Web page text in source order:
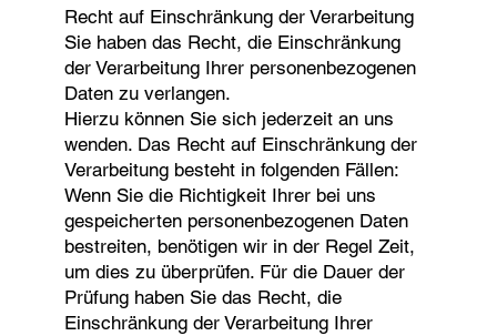
Recht auf Einschränkung der Verarbeitung
Sie haben das Recht, die Einschränkung
der Verarbeitung Ihrer personenbezogenen
Daten zu verlangen.
Hierzu können Sie sich jederzeit an uns
wenden. Das Recht auf Einschränkung der
Verarbeitung besteht in folgenden Fällen:
Wenn Sie die Richtigkeit Ihrer bei uns
gespeicherten personenbezogenen Daten
bestreiten, benötigen wir in der Regel Zeit,
um dies zu überprüfen. Für die Dauer der
Prüfung haben Sie das Recht, die
Einschränkung der Verarbeitung Ihrer